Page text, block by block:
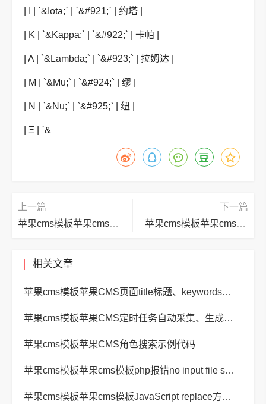
| Ι | `&Iota;` | `&#921;` | 约塔 |
| Κ | `&Kappa;` | `&#922;` | 卡帕 |
| Λ | `&Lambda;` | `&#923;` | 拉姆达 |
| Μ | `&Mu;` | `&#924;` | 缪 |
| Ν | `&Nu;` | `&#925;` | 纽 |
| Ξ | `&
上一篇
苹果cms模板苹果cms模板phome_enewsshoppayfs帝国CMS商城支付方式表
下一篇
苹果cms模板苹果cms模板phome_enewshmsg后台站内消息表
相关文章
苹果cms模板苹果CMS页面title标题、keywords关键词、description描述SEO优化
苹果cms模板苹果CMS定时任务自动采集、生成、推送
苹果cms模板苹果CMS角色搜索示例代码
苹果cms模板苹果cms模板php报错no input file specified解决方法
苹果cms模板苹果cms模板JavaScript replace方法替换字符串空格方法